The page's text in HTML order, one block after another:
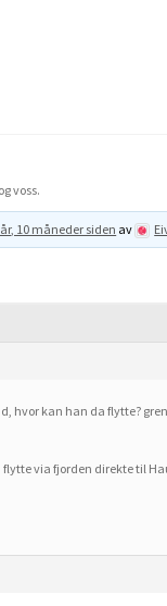
voss.
10 måneder siden av
hvor kan han da flytte?
via fjorden direkte til